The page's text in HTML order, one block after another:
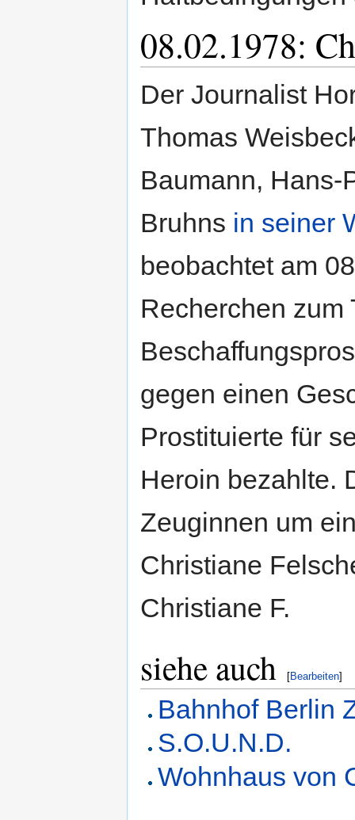
08.02.1978:
Der Journalist
Thomas
Baumann, Hans-
Bruhns in seiner
beobachtet am
Recherchen zum
gegen einen
Prostituierte für
Heroin bezahlte.
Zeuginnen um
Christiane
Christiane F.
siehe auch [Bearbeiten]
Bahnhof Berlin
S.O.U.N.D.
Wohnhaus von